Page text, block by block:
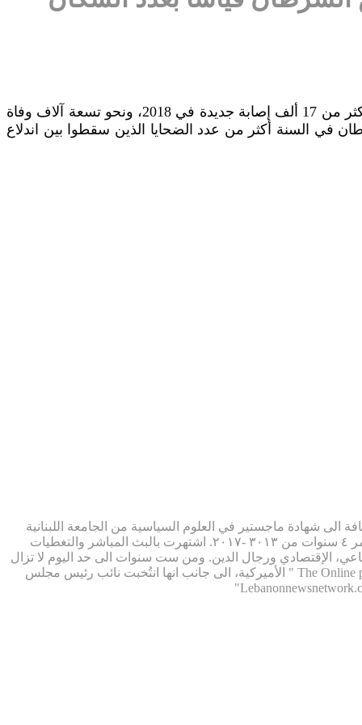
لفت تقرير صدر حديثاً عن منظمة الصحة العالمية الى أن هناك 242 مصاباً بالسرطان بين كل 100 ألف لبناني، فيما سُجلت أكثر من 17 ألف إصابة جديدة في 2018، ونحو تسعة آلاف وفاة
في السنة أكثر من عدد الضحايا الذين سقطوا بين اندلاع
الى شهادة ماجستير في العلوم السياسية من الجامعة اللبنانية
زحلة. تحولت فوراً الى العمل التلفزيوني في قناة ال mtv اللبنانية. كما برزت في العمل الاذاعي حيث قدمت برنامج حواري أسبوعي الذي استمر ٤ سنوات من ٣٠١٣ -٢٠١٧. اشتهرت بالبث المباشر والتغطيات
الإقتصادي ورجال الدين. ومن ست سنوات الى حد اليوم لا تزال
جيسيكا تواصل عملها على اكثر من ٤٠ موقعاً الكترونياً عالمياً ( نيويورك، لندن، اكوادور، فانواتو، اوكرانيا، والسويد) تابعة لمجموعة " The Online publishers " الأميركية، الى جانب انها انتُخبت نائب رئيس مجلس